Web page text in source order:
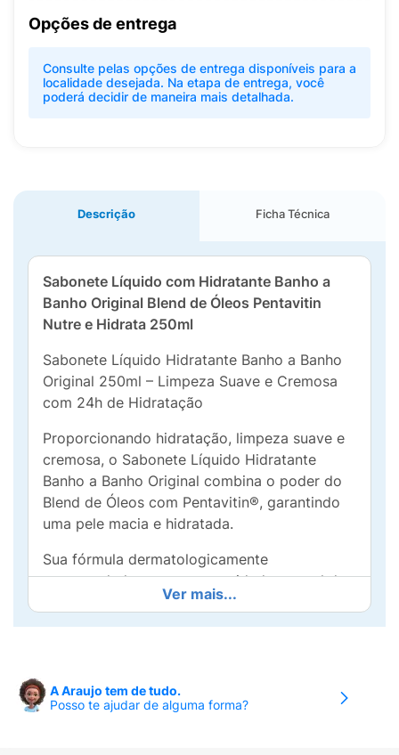
Opções de entrega
Consulte pelas opções de entrega disponíveis para a
localidade desejada. Na etapa de entrega, você
poderá decidir de maneira mais detalhada.
Descrição Ficha Técnica
Sabonete Líquido com Hidratante Banho a
Banho Original Blend de Óleos Pentavitin
Nutre e Hidrata 250ml
Sabonete Líquido Hidratante Banho a Banho
Original 250ml – Limpeza Suave e Cremosa
com 24h de Hidratação
Proporcionando hidratação, limpeza suave e
cremosa, o Sabonete Líquido Hidratante
Banho a Banho Original combina o poder do
Blend de Óleos com Pentavitin®, garantindo
uma pele macia e hidratada.
Sua fórmula dermatologicamente
recomendada preserva a umidade natural da
barreira cutânea e conta com 89% de
ingredientes de origem natural, promovendo
✅ Sensação de Banho tomado por mais
tempo!
Ver mais...
A Araujo tem de tudo.
Posso te ajudar de alguma forma?